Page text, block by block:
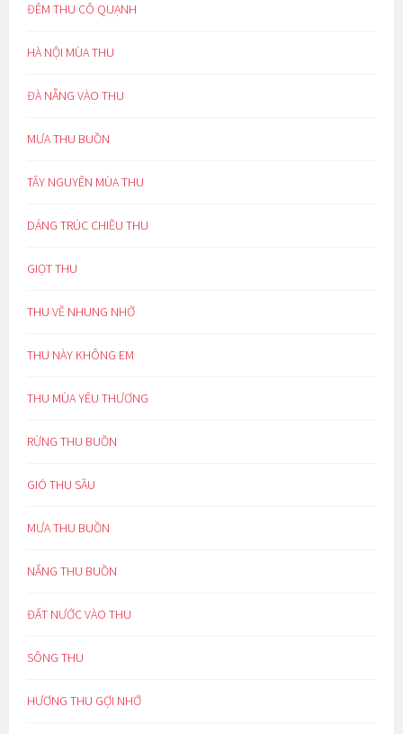
ĐÊM THU CÔ QUẠNH
HÀ NỘI MÙA THU
ĐÀ NẴNG VÀO THU
MƯA THU BUỒN
TÂY NGUYÊN MÙA THU
DÁNG TRÚC CHIỀU THU
GIỌT THU
THU VỀ NHUNG NHỚ
THU NÀY KHÔNG EM
THU MÙA YÊU THƯƠNG
RỪNG THU BUỒN
GIÓ THU SẦU
MƯA THU BUỒN
NẮNG THU BUỒN
ĐẤT NƯỚC VÀO THU
SÔNG THU
HƯƠNG THU GỢI NHỚ